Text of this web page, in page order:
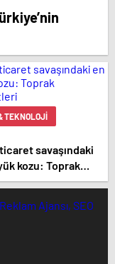
TEKNOLOJI
savaşındaki
kozu: Toprak